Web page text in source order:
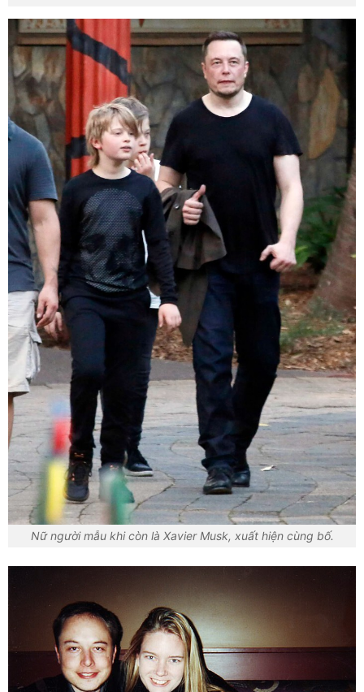
Nữ người mẫu khi còn là Xavier Musk, xuất hiện cùng bố.